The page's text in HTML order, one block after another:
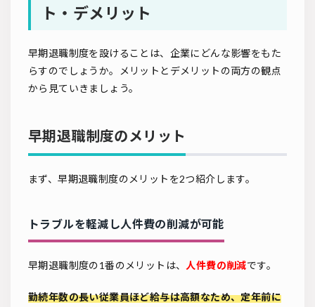
ト・デメリット
早期退職制度を設けることは、企業にどんな影響をもた
らすのでしょうか。メリットとデメリットの両方の観点
から見ていきましょう。
早期退職制度のメリット
まず、早期退職制度のメリットを2つ紹介します。
トラブルを軽減し人件費の削減が可能
早期退職制度の1番のメリットは、 人件費の削減です。
勤続年数の長い従業員ほど給与は高額なため、定年前に